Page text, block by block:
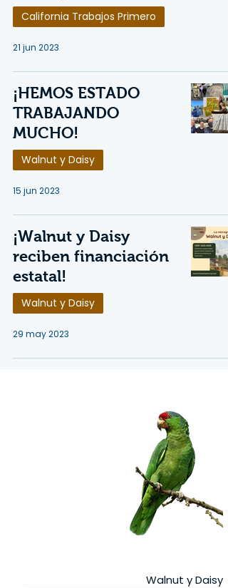
California Trabajos Primero
21 jun 2023
¡HEMOS ESTADO
TRABAJANDO
MUCHO!
Walnut y Daisy
15 jun 2023
¡Walnut y Daisy
reciben financiación
estatal!
Walnut y Daisy
29 may 2023
Walnut y Daisy